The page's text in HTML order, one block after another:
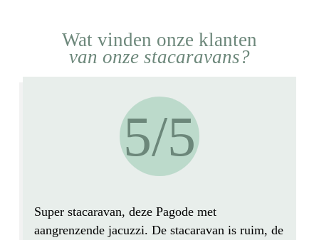
Wat vinden onze klanten
van onze stacaravans?
5/5
Super stacaravan, deze Pagode met
aangrenzende jacuzzi. De stacaravan is ruim, de